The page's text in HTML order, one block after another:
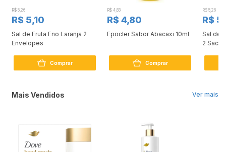
R$ 5,26
R$ 5,10
Sal de Fruta Eno Laranja 2
Envelopes
Comprar
R$ 4,83
R$ 4,80
Epocler Sabor Abacaxi 10ml
Comprar
R$ 5,26
R$
Sal de
2
Ver mais
Mais Vendidos